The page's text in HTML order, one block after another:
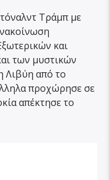
Τράμπ με
και
των μυστικών
από το
προχώρησε σε
απέκτησε το